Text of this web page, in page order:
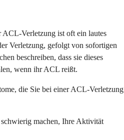
ACL-Verletzung ist oft ein lautes
Verletzung, gefolgt von sofortigen
beschreiben, dass sie dieses
wenn ihr ACL reißt.
die Sie bei einer ACL-Verletzung
schwierig machen, Ihre Aktivität